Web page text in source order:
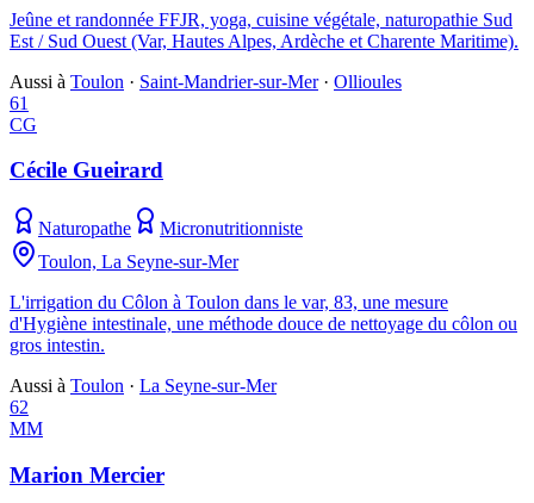
Jeûne et randonnée FFJR, yoga, cuisine végétale, naturopathie Sud
Est / Sud Ouest (Var, Hautes Alpes, Ardèche et Charente Maritime).
Aussi à Toulon · Saint-Mandrier-sur-Mer· Ollioules
61
CG
Cécile Gueirard
Naturopathe
Micronutritionniste
Toulon, La Seyne-sur-Mer
L'irrigation du Côlon à Toulon dans le var, 83, une mesure
d'Hygiène intestinale, une méthode douce de nettoyage du côlon ou
gros intestin.
Aussi à Toulon · La Seyne-sur-Mer
62
MM
Marion Mercier